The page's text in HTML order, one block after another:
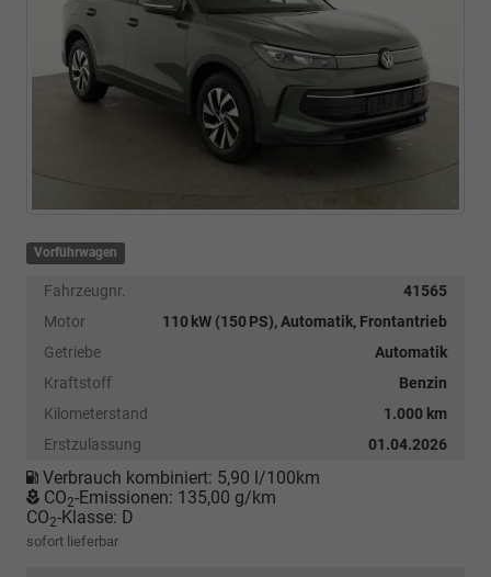
Vorführwagen
Fahrzeugnr.
41565
Motor
110 kW (150 PS), Automatik, Frontantrieb
Getriebe
Automatik
Kraftstoff
Benzin
Kilometerstand
1.000 km
Erstzulassung
01.04.2026
Verbrauch kombiniert: 5,90 l/100km
CO2-Emissionen: 135,00 g/km
CO2-Klasse: D
sofort lieferbar